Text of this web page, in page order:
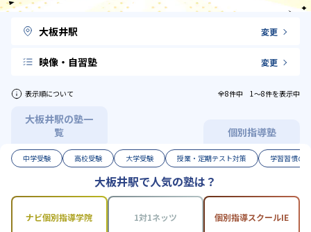
大板井駅 変更
映像・自習塾 変更
表示順について 全8件中 1〜8件を表示中
大板井駅の塾一
覧
個別指導塾
中学受験 高校受験 大学受験 授業・定期テスト対策 学習習慣の
大板井駅で人気の塾は？
ナビ個別指導学院 1対1ネッツ 個別指導スクールIE